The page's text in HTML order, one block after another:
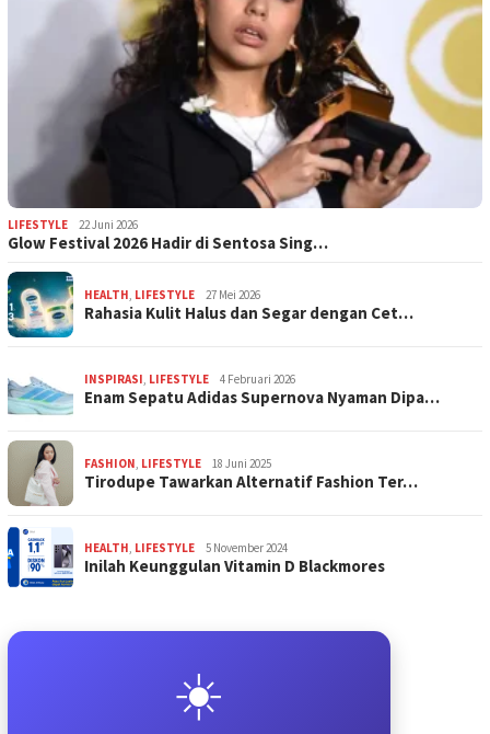
LIFESTYLE 22 Juni 2026
Glow Festival 2026 Hadir di Sentosa Sing…
HEALTH LIFESTYLE 27 Mei 2026
Rahasia Kulit Halus dan Segar dengan Cet…
INSPIRASI LIFESTYLE 4 Februari 2026
Enam Sepatu Adidas Supernova Nyaman Dipa…
FASHION LIFESTYLE 18 Juni 2025
Tirodupe Tawarkan Alternatif Fashion Ter…
HEALTH LIFESTYLE 5 November 2024
Inilah Keunggulan Vitamin D Blackmores
☀️